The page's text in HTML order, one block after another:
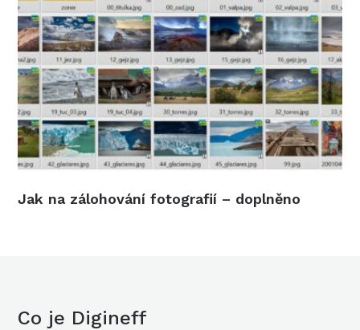
Jak na zálohování fotografií – doplněno
Co je Digineff